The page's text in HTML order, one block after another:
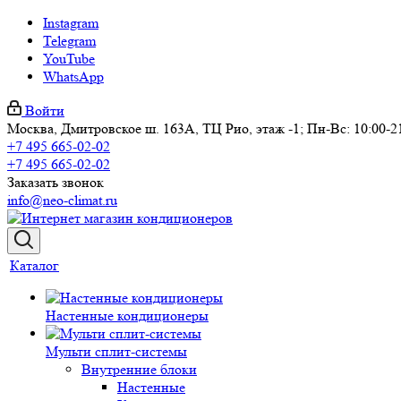
Instagram
Telegram
YouTube
WhatsApp
Войти
Москва, Дмитровское ш. 163А, ТЦ Рио, этаж -1; Пн-Вс: 10:00-
+7 495 665-02-02
+7 495 665-02-02
Заказать звонок
info@neo-climat.ru
Каталог
Настенные кондиционеры
Мульти сплит-системы
Внутренние блоки
Настенные